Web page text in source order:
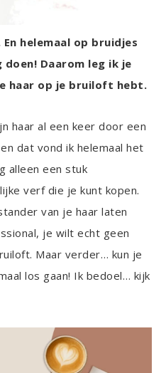
helemaal op bruidjes
Daarom leg ik je
haar op je bruiloft hebt.
haar al een keer door een
dat vond ik helemaal het
alleen een stuk
verf die je kunt kopen.
van je haar laten
je wilt echt geen
Maar verder… kun je
los gaan! Ik bedoel… kijk